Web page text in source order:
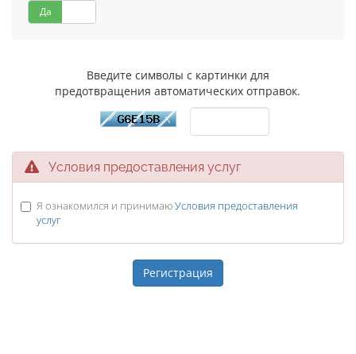
Да
Введите символы с картинки для
предотвращения автоматических отправок.
Условия предоставления услуг
Я ознакомился и принимаюУсловия предоставления
услуг